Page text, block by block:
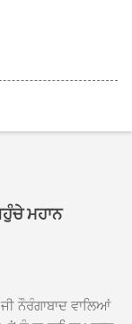
ਮਹਾਨ
ਨੌਰੰਗਾਬਾਦ ਵਾਲਿਆਂ